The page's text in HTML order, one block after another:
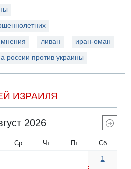
ливан иран-оман
россии против украины
ИЗРАИЛЯ
2026
Ср Чт Пт Сб
1